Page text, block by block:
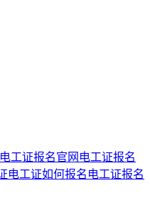
工证报名官网 电工证报名
电工证如何报名 电工证报名